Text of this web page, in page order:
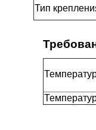
Тип